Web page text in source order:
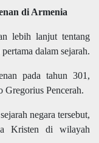
di Armenia
lebih lanjut tentang
dalam sejarah.
pada tahun 301,
Gregorius Pencerah.
negara tersebut,
Kristen di wilayah